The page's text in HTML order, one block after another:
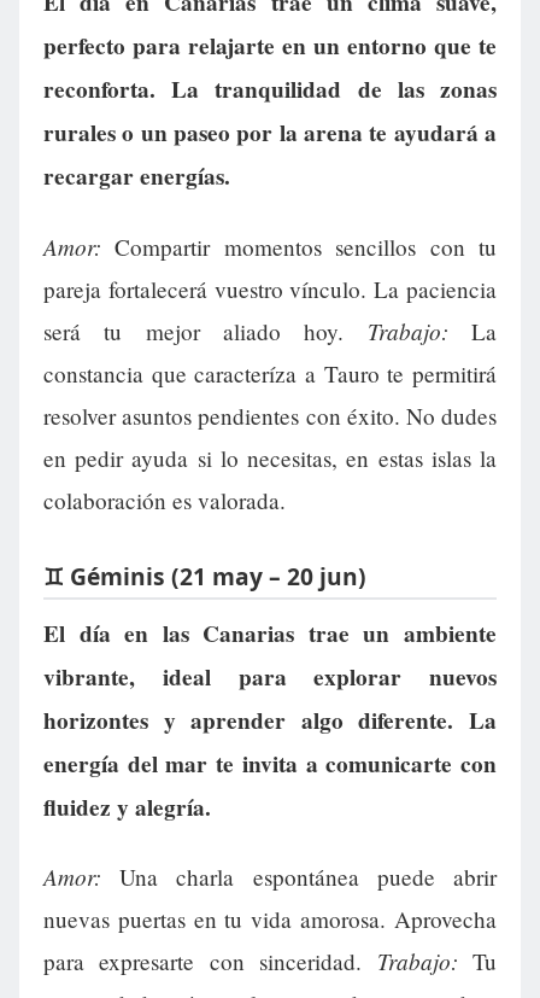
perfecto para relajarte en un entorno que te
reconforta. La tranquilidad de las zonas
rurales o un paseo por la arena te ayudará a
recargar energías.
Amor: Compartir momentos sencillos con tu
pareja fortalecerá vuestro vínculo. La paciencia
será tu mejor aliado hoy. Trabajo: La
constancia que caracteríza a Tauro te permitirá
resolver asuntos pendientes con éxito. No dudes
en pedir ayuda si lo necesitas, en estas islas la
colaboración es valorada.
♊ Géminis (21 may – 20 jun)
El día en las Canarias trae un ambiente
vibrante, ideal para explorar nuevos
horizontes y aprender algo diferente. La
energía del mar te invita a comunicarte con
fluidez y alegría.
Amor: Una charla espontánea puede abrir
nuevas puertas en tu vida amorosa. Aprovecha
para expresarte con sinceridad. Trabajo: Tu